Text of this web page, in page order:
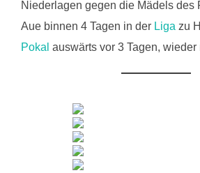
Niederlagen gegen die Mädels des
Aue binnen 4 Tagen in der Liga zu
Pokal auswärts vor 3 Tagen,